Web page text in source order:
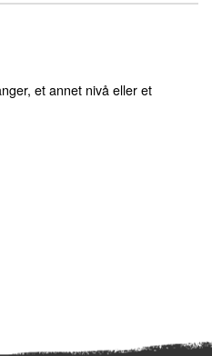
et annet nivå eller et